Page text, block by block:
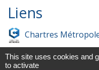
Liens
Chartres
Conseil
This site uses cookies and
to activate